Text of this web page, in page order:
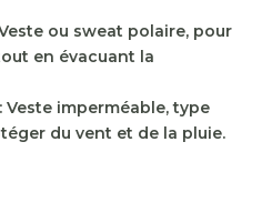
ou sweat polaire, pour
en évacuant la
imperméable, type
du vent et de la pluie.